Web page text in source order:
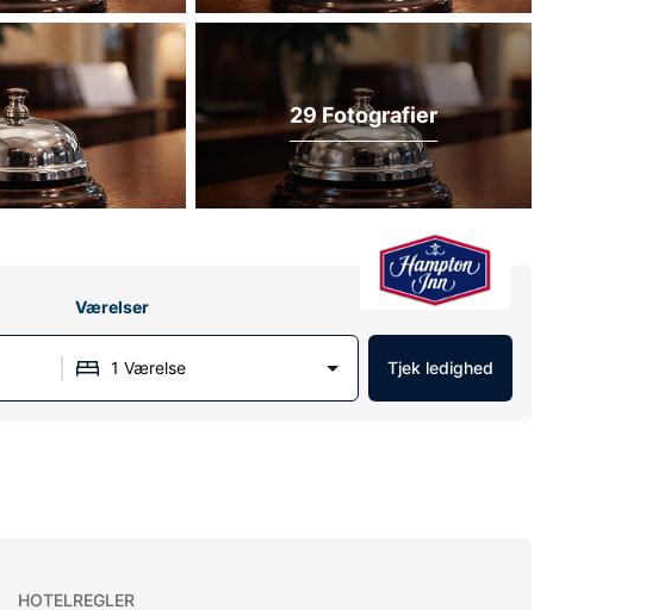
29 Fotografier
Værelser
1 Værelse Tjek ledighed
HOTELREGLER